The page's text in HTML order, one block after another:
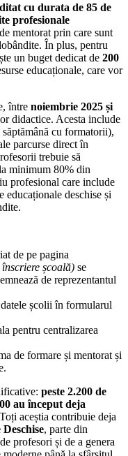
cu durata de 85 de
profesionale
mentorat prin care sunt
În plus, pentru
un buget dedicat de 200
educaționale, care vor
între noiembrie 2025 și
didactice. Acesta include
cu formatorii),
parcurse direct în
trebuie să
minimum 80% din
profesional care include
educaționale deschise și
de pe pagina
înscriere școală) se
de reprezentantul
școlii în formularul
pentru centralizarea
de formare și mentorat și
peste 2.200 de
au început deja
aceștia contribuie deja
, parte din
profesori și de a genera